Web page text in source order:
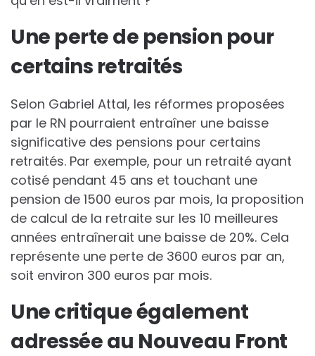
Une perte de pension pour
certains retraités
Selon Gabriel Attal, les réformes proposées
par le RN pourraient entraîner une baisse
significative des pensions pour certains
retraités. Par exemple, pour un retraité ayant
cotisé pendant 45 ans et touchant une
pension de 1500 euros par mois, la proposition
de calcul de la retraite sur les 10 meilleures
années entraînerait une baisse de 20%. Cela
représente une perte de 3600 euros par an,
soit environ 300 euros par mois.
Une critique également
adressée au Nouveau Front